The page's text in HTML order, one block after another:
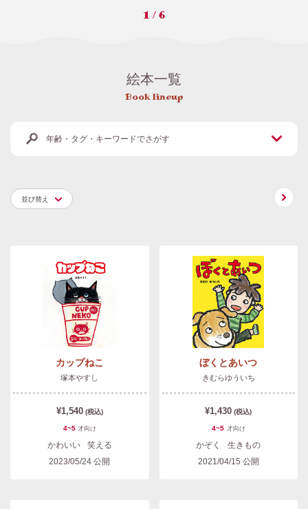
1 / 6
絵本一覧
Book lineup
年齢・タグ・キーワードでさがす
並び替え
カップねこ
塚本やすし
¥1,540 (税込)
4~5 才向け
かわいい
笑える
2023/05/24 公開
ぼくとあいつ
きむらゆういち
¥1,430 (税込)
4~5 才向け
かぞく
生きもの
2021/04/15 公開